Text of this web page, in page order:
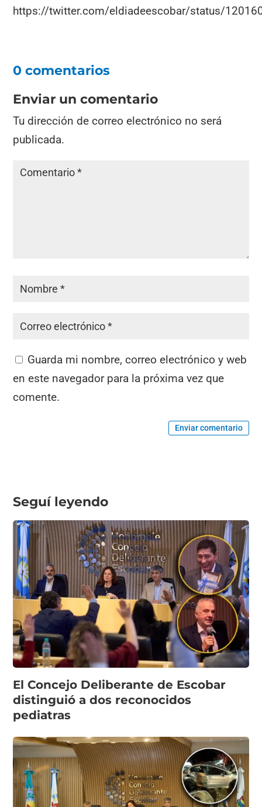
https://twitter.com/eldiadeescobar/status/
0 comentarios
Enviar un comentario
Tu dirección de correo electrónico no será
publicada.
Guarda mi nombre, correo electrónico y web
en este navegador para la próxima vez que
comente.
Enviar comentario
Seguí leyendo
El Concejo Deliberante de Escobar
distinguió a dos reconocidos
pediatras